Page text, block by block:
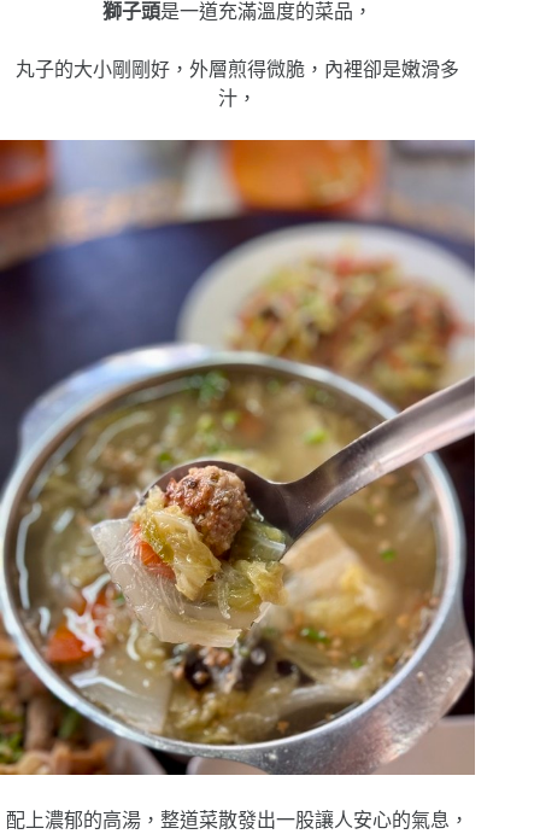
獅子頭是一道充滿溫度的菜品，
丸子的大小剛剛好，外層煎得微脆，內裡卻是嫩滑多
汁，
配上濃郁的高湯，整道菜散發出一股讓人安心的氣息，